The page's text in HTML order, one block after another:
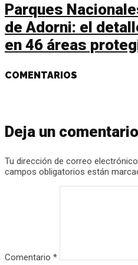
Parques
de Adorni: el
en 46 áreas
COMENTARIOS
Deja un comentario
Tu dirección de correo
campos obligatorios están
Comentario *